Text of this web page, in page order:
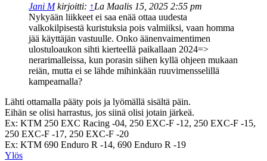
Jani Mkirjoitti: ↑La Maalis 15, 2025 2:55 pm
Nykyään liikkeet ei saa enää ottaa uudesta
valkokilpisestä kuristuksia pois valmiiksi, vaan homma
jää käyttäjän vastuulle. Onko äänenvaimentimen
ulostuloaukon sihti kierteellä paikallaan 2024=>
nerarimalleissa, kun porasin siihen kyllä ohjeen mukaan
reiän, mutta ei se lähde mihinkään ruuvimensselillä
kampeamalla?
Lähti ottamalla pääty pois ja lyömällä sisältä päin.
Eihän se olisi harrastus, jos siinä olisi jotain järkeä.
Ex: KTM 250 EXC Racing -04, 250 EXC-F -12, 250 EXC-F -15,
250 EXC-F -17, 250 EXC-F -20
Ex: KTM 690 Enduro R -14, 690 Enduro R -19
Ylös